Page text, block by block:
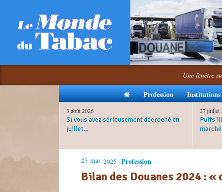
Une fenêtre
Profession Institutions
3 août 2026
Si vous avez sérieusement décroché en
juillet…
27 juillet
Puffs
27 mar 2025 | Profession
Bilan des Douanes 2024 :